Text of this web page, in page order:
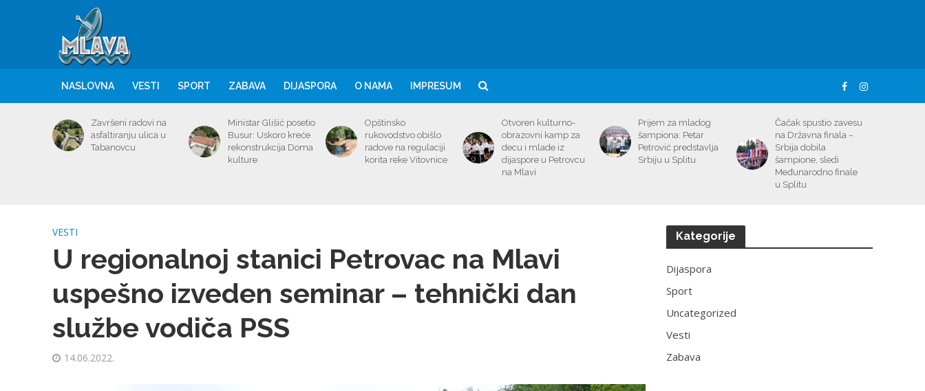
NASLOVNA VESTI SPORT ZABAVA DIJASPORA O NAMA IMPRESUM
Završeni radovi na
asfaltiranju ulica u
Tabanovcu
Ministar Glišić posetio
Busur: Uskoro kreće
rekonstrukcija Doma
kulture
Opštinsko
rukovodstvo obišlo
radove na regulaciji
korita reke Vitovnice
Otvoren kulturno-
obrazovni kamp za
decu i mlade iz
dijaspore u Petrovcu
na Mlavi
Prijem za mladog
šampiona: Petar
Petrović predstavlja
Srbiju u Splitu
Čačak spustio zavesu
na Državna finala –
Srbija dobila
šampione, sledi
Međunarodno finale
u Splitu
VESTI
U regionalnoj stanici Petrovac na Mlavi
uspešno izveden seminar – tehnički dan
službe vodiča PSS
14.06.2022.
Kategorije
Dijaspora
Sport
Uncategorized
Vesti
Zabava